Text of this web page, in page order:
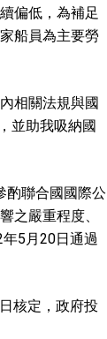
盡速通過
偏低，為補足
船員為主要勞
相關法規與國
並助我吸納國
酌聯合國國際公
之嚴重程度、
5月20日通過
核定，政府投